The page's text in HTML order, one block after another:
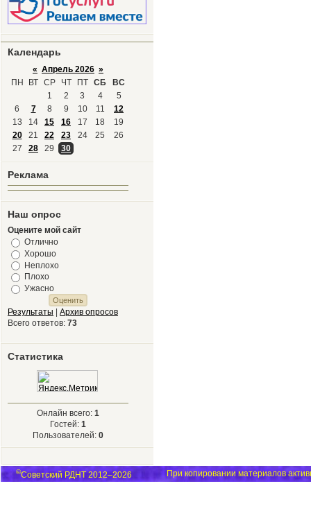
Календарь
« Апрель 2026 »
ПН
ВТ СР ЧТ ПТ СБ
ВС
1
2 3 4
5
6
7 8 9 10 11
12
13
14 15 16 17 18
19
20
21 22 23 24 25
26
27
28 29 30
Реклама
Наш опрос
Оцените мой сайт
Отлично
Хорошо
Неплохо
Плохо
Ужасно
Результаты
Архив опросов
Всего ответов: 73
Статистика
Онлайн всего: 1
Гостей: 1
Пользователей: 0
©Советский РДНТ 2012–2026 При копировании материалов